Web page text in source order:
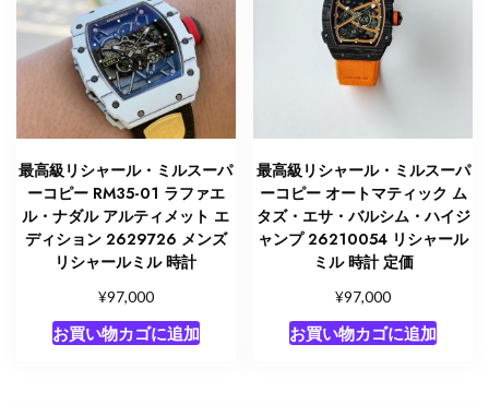
最高級リシャール・ミルスーパ
ーコピー RM35-01 ラファエ
ル・ナダル アルティメット エ
ディション 2629726 メンズ
リシャールミル 時計
¥97,000
お買い物カゴに追加
最高級リシャール・ミルスーパ
ーコピー オートマティック ム
タズ・エサ・バルシム・ハイジ
ャンプ 26210054 リシャール
ミル 時計 定価
¥97,000
お買い物カゴに追加